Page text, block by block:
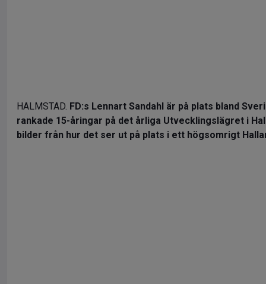
HALMSTAD. FD:s Lennart Sandahl är på plats bland
rankade 15-åringar på det årliga Utvecklingslägret i
bilder från hur det ser ut på plats i ett högsomrigt